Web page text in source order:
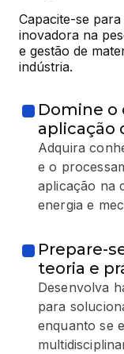
Capacite-se
inovadora na
e gestão de
indústria.
Domine o
aplicação
Adquira
e o
aplicação na
energia e
Prepare-
teoria e
Desenvolva
para
enquanto se